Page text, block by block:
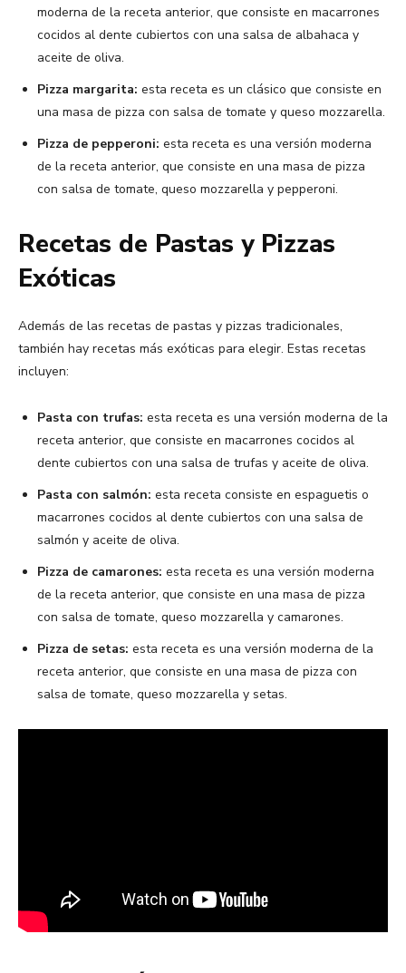
moderna de la receta anterior, que consiste en macarrones
cocidos al dente cubiertos con una salsa de albahaca y
aceite de oliva.
Pizza margarita: esta receta es un clásico que consiste en
una masa de pizza con salsa de tomate y queso mozzarella.
Pizza de pepperoni: esta receta es una versión moderna
de la receta anterior, que consiste en una masa de pizza
con salsa de tomate, queso mozzarella y pepperoni.
Recetas de Pastas y Pizzas
Exóticas
Además de las recetas de pastas y pizzas tradicionales,
también hay recetas más exóticas para elegir. Estas recetas
incluyen:
Pasta con trufas: esta receta es una versión moderna de la
receta anterior, que consiste en macarrones cocidos al
dente cubiertos con una salsa de trufas y aceite de oliva.
Pasta con salmón: esta receta consiste en espaguetis o
macarrones cocidos al dente cubiertos con una salsa de
salmón y aceite de oliva.
Pizza de camarones: esta receta es una versión moderna
de la receta anterior, que consiste en una masa de pizza
con salsa de tomate, queso mozzarella y camarones.
Pizza de setas: esta receta es una versión moderna de la
receta anterior, que consiste en una masa de pizza con
salsa de tomate, queso mozzarella y setas.